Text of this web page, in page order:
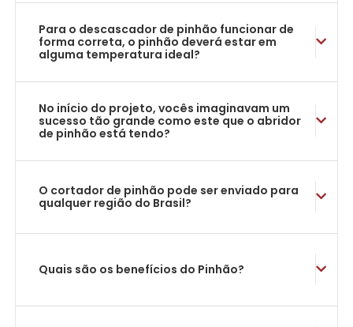
Para o descascador de pinhão funcionar de
forma correta, o pinhão deverá estar em
alguma temperatura ideal?
No início do projeto, vocês imaginavam um
sucesso tão grande como este que o abridor
de pinhão está tendo?
O cortador de pinhão pode ser enviado para
qualquer região do Brasil?
Quais são os benefícios do Pinhão?